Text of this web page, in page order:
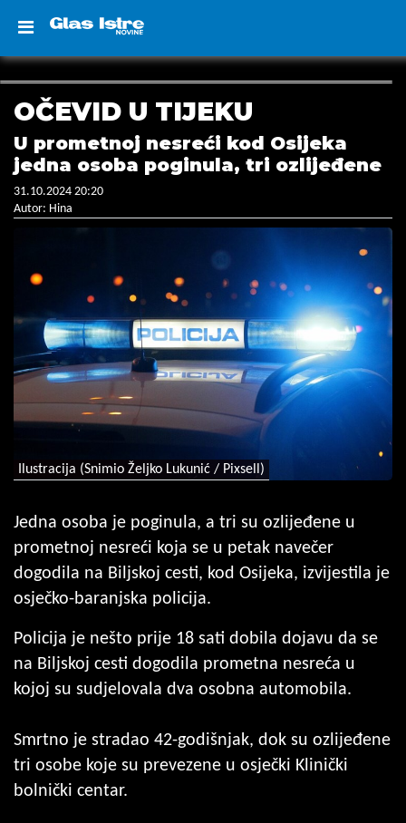
OČEVID U TIJEKU
U prometnoj nesreći kod Osijeka
jedna osoba poginula, tri ozlijeđene
31.10.2024 20:20
Autor: Hina
Ilustracija (Snimio Željko Lukunić / Pixsell)
Jedna osoba je poginula, a tri su ozlijeđene u
prometnoj nesreći koja se u petak navečer
dogodila na Biljskoj cesti, kod Osijeka, izvijestila je
osječko-baranjska policija.
Policija je nešto prije 18 sati dobila dojavu da se
na Biljskoj cesti dogodila prometna nesreća u
kojoj su sudjelovala dva osobna automobila.
Smrtno je stradao 42-godišnjak, dok su ozlijeđene
tri osobe koje su prevezene u osječki Klinički
bolnički centar.